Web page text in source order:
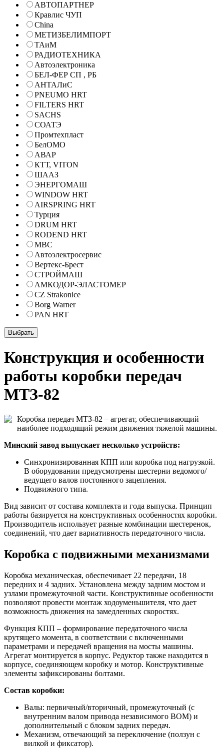
АВТОПАРТНЕР
Кравлис ЧУП
China
МЕТИЗБЕЛИМПОРТ
ТАиМ
РАДИОТЕХНИКА
Автоэлектроника
БЕЛ-ФЕР СП , РБ
АНТАЛиС
PNEUMO HRT
FILTERS HRT
SACHS
СОАТЭ
Промтехпласт
БелОМО
АВАР
КТТ, VITON
ШААЗ
ЭНЕРГОМАШ
WINDOW HRT
AIRSPRING HRT
Турция
DRUM HRT
RODEND HRT
МВС
Автоэлектросервис
Вертекс-Брест
СТРОЙМАШ
АМКОДОР-ЭЛАСТОМЕР
CZ Strakonice
Borg Warner
PAN HRT
Конструкция и особенности
работы коробки передач
МТЗ-82
Коробка передач МТЗ-82 – агрегат, обеспечивающий
наиболее подходящий режим движения тяжелой машины.
Минский завод выпускает несколько устройств:
Синхронизированная КПП или коробка под нагрузкой.
В оборудовании предусмотрены шестерни ведомого/
ведущего валов постоянного зацепления.
Подвижного типа.
Вид зависит от состава комплекта и года выпуска. Принцип
работы базируется на конструктивных особенностях коробки.
Производитель использует разные комбинации шестеренок,
соединений, что дает вариативность передаточного числа.
Коробка с подвижными механизмами
Коробка механическая, обеспечивает 22 передачи, 18
передних и 4 задних. Установлена между задним мостом и
узлами промежуточной части. Конструктивные особенности
позволяют провести монтаж ходоуменьшителя, что дает
возможность движения на замедленных скоростях.
Функция КПП – формирование передаточного числа
крутящего момента, в соответствии с включенными
параметрами и передачей вращения на мосты машины.
Агрегат монтируется в корпус. Редуктор также находится в
корпусе, соединяющем коробку и мотор. Конструктивные
элементы зафиксированы болтами.
Состав коробки:
Валы: первичный/вторичный, промежуточный (с
внутренним валом привода независимого ВОМ) и
дополнительный с блоком задних передач.
Механизм, отвечающий за переключение (ползун с
вилкой и фиксатор).